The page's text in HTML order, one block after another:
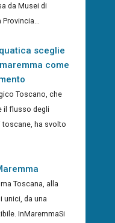
da Musei di
sceglie
come
Toscano, che
il flusso degli
toscane, ha svolto
Toscana, alla
unici, da una
InMaremmaSi